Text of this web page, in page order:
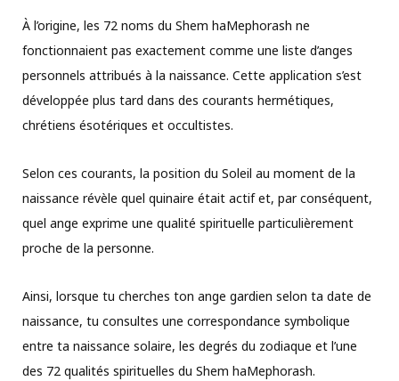
À l’origine, les 72 noms du Shem haMephorash ne
fonctionnaient pas exactement comme une liste d’anges
personnels attribués à la naissance. Cette application s’est
développée plus tard dans des courants hermétiques,
chrétiens ésotériques et occultistes.
Selon ces courants, la position du Soleil au moment de la
naissance révèle quel quinaire était actif et, par conséquent,
quel ange exprime une qualité spirituelle particulièrement
proche de la personne.
Ainsi, lorsque tu cherches ton ange gardien selon ta date de
naissance, tu consultes une correspondance symbolique
entre ta naissance solaire, les degrés du zodiaque et l’une
des 72 qualités spirituelles du Shem haMephorash.